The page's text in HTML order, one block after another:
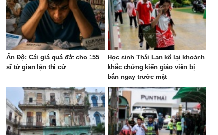
Ấn Độ: Cái giá quá đắt cho 155
sĩ tử gian lận thi cử
Học sinh Thái Lan kể lại khoảnh
khắc chứng kiến giáo viên bị
bắn ngay trước mặt